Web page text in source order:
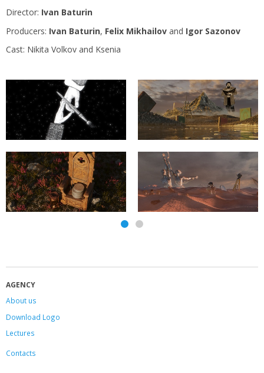
Director: Ivan Baturin
Producers: Ivan Baturin, Felix Mikhailov and Igor Sazonov
Сast: Nikita Volkov and Ksenia
AGENCY
About us
Download Logo
Lectures
Contacts